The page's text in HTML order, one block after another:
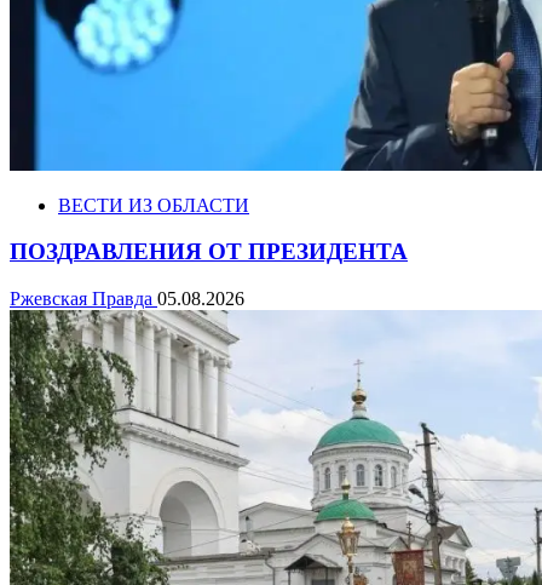
ВЕСТИ ИЗ ОБЛАСТИ
ПОЗДРАВЛЕНИЯ ОТ ПРЕЗИДЕНТА
Ржевская Правда 05.08.2026